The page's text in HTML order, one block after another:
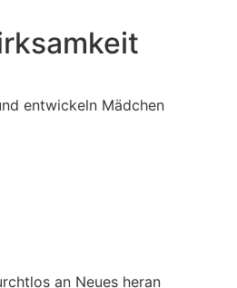
entwickeln Mädchen
an Neues heran